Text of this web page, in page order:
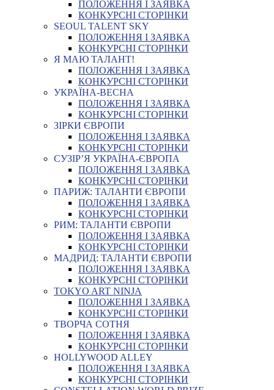
ПОЛОЖЕННЯ І ЗАЯВКА
КОНКУРСНІ СТОРІНКИ
SEOUL TALENT SKY
ПОЛОЖЕННЯ І ЗАЯВКА
КОНКУРСНІ СТОРІНКИ
Я МАЮ ТАЛАНТ!
ПОЛОЖЕННЯ І ЗАЯВКА
КОНКУРСНІ СТОРІНКИ
УКРАЇНА-ВЕСНА
ПОЛОЖЕННЯ І ЗАЯВКА
КОНКУРСНІ СТОРІНКИ
ЗІРКИ ЄВРОПИ
ПОЛОЖЕННЯ І ЗАЯВКА
КОНКУРСНІ СТОРІНКИ
СУЗІР’Я УКРАЇНА-ЄВРОПА
ПОЛОЖЕННЯ І ЗАЯВКА
КОНКУРСНІ СТОРІНКИ
ПАРИЖ: ТАЛАНТИ ЄВРОПИ
ПОЛОЖЕННЯ І ЗАЯВКА
КОНКУРСНІ СТОРІНКИ
РИМ: ТАЛАНТИ ЄВРОПИ
ПОЛОЖЕННЯ І ЗАЯВКА
КОНКУРСНІ СТОРІНКИ
МАДРИД: ТАЛАНТИ ЄВРОПИ
ПОЛОЖЕННЯ І ЗАЯВКА
КОНКУРСНІ СТОРІНКИ
TOKYO ART NINJA
ПОЛОЖЕННЯ І ЗАЯВКА
КОНКУРСНІ СТОРІНКИ
ТВОРЧА СОТНЯ
ПОЛОЖЕННЯ І ЗАЯВКА
КОНКУРСНІ СТОРІНКИ
HOLLYWOOD ALLEY
ПОЛОЖЕННЯ І ЗАЯВКА
КОНКУРСНІ СТОРІНКИ